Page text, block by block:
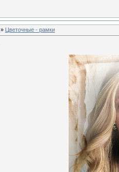
» Цветочные - рамки